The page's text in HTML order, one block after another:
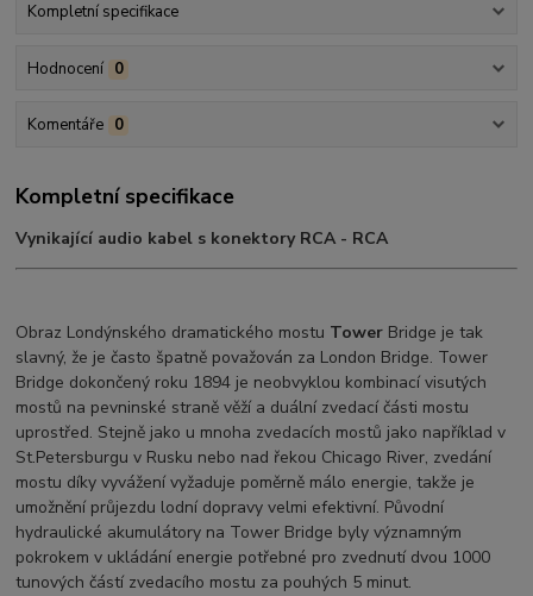
Kompletní specifikace
Hodnocení 0
Komentáře 0
Kompletní specifikace
Vynikající audio kabel s konektory RCA - RCA
Obraz Londýnského dramatického mostu Tower Bridge je tak
slavný, že je často špatně považován za London Bridge. Tower
Bridge dokončený roku 1894 je neobvyklou kombinací visutých
mostů na pevninské straně věží a duální zvedací části mostu
uprostřed. Stejně jako u mnoha zvedacích mostů jako například v
St.Petersburgu v Rusku nebo nad řekou Chicago River, zvedání
mostu díky vyvážení vyžaduje poměrně málo energie, takže je
umožnění průjezdu lodní dopravy velmi efektivní. Původní
hydraulické akumulátory na Tower Bridge byly významným
pokrokem v ukládání energie potřebné pro zvednutí dvou 1000
tunových částí zvedacího mostu za pouhých 5 minut.